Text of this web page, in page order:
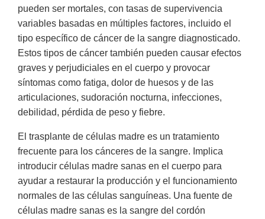
pueden ser mortales, con tasas de supervivencia
variables basadas en múltiples factores, incluido el
tipo específico de cáncer de la sangre diagnosticado.
Estos tipos de cáncer también pueden causar efectos
graves y perjudiciales en el cuerpo y provocar
síntomas como fatiga, dolor de huesos y de las
articulaciones, sudoración nocturna, infecciones,
debilidad, pérdida de peso y fiebre.
El trasplante de células madre es un tratamiento
frecuente para los cánceres de la sangre. Implica
introducir células madre sanas en el cuerpo para
ayudar a restaurar la producción y el funcionamiento
normales de las células sanguíneas. Una fuente de
células madre sanas es la sangre del cordón